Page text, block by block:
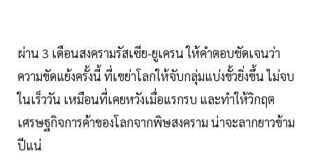
ผ่าน 3 เดือนสงครามรัสเซีย-ยูเครน ให้คำตอบชัดเจนว่า
ความขัดแย้งครั้งนี้ ที่เขย่าโลกให้จับกลุ่มแบ่งขั้วยิ่งขึ้น ไม่จบ
ในเร็ววัน เหมือนที่เคยหวังเมื่อแรกรบ และทำให้วิกฤต
เศรษฐกิจการค้าของโลกจากพิษสงคราม น่าจะลากยาวข้าม
ปีแน่